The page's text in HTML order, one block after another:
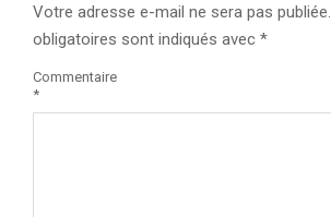
Votre adresse e-mail ne sera pas publiée.
obligatoires sont indiqués avec *
Commentaire
*